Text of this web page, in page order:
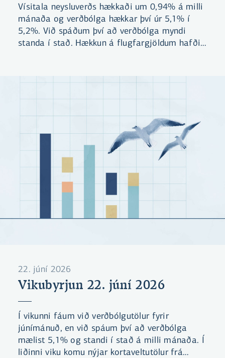
Vísitala neysluverðs hækkaði um 0,94% á milli
mánaða og verðbólga hækkar því úr 5,1% í
5,2%. Við spáðum því að verðbólga myndi
standa í stað. Hækkun á flugfargjöldum hafði
Vísbendingar um kólnun í hagkerfinu og minni
22. júní 2026
Vikubyrjun 22. júní 2026
Í vikunni fáum við verðbólgutölur fyrir
júnímánuð, en við spáum því að verðbólga
mælist 5,1% og standi í stað á milli mánaða. Í
liðinni viku komu nýjar kortaveltutölur frá